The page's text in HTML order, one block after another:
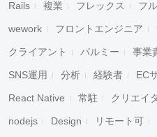
Rails 複業 フレックス フ
wework フロントエンジニア
クライアント パルミー 事業
SNS運用 分析 経験者 EC
React Native 常駐 クリエイ
nodejs Design リモート可